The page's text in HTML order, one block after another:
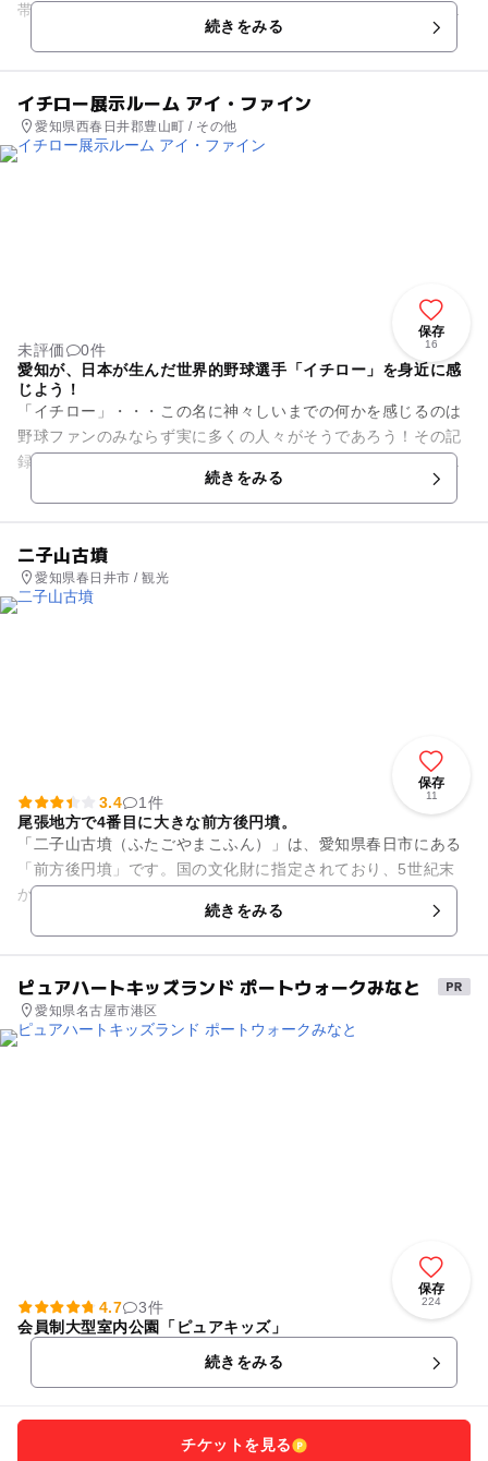
帯で園庭の開放などを行っており、予約にて利用することが出
来ます。開放日には足型アー...続きをみる
イチロー展示ルーム アイ・ファイン
愛知県西春日井郡豊山町 / その他
保存
16
未評価
0件
愛知が、日本が生んだ世界的野球選手「イチロー」を身近に感
じよう！
「イチロー」・・・この名に神々しいまでの何かを感じるのは
野球ファンのみならず実に多くの人々がそうであろう！その記
録たるや国内では７年連続首位打者、メジャーリーグでは首位
打者２回を含む１０年連続打...続きをみる
二子山古墳
愛知県春日井市 / 観光
保存
11
3.4
1件
尾張地方で4番目に大きな前方後円墳。
「二子山古墳（ふたごやまこふん）」は、愛知県春日市にある
「前方後円墳」です。国の文化財に指定されており、5世紀末
から6世紀初めに造られたと考えられています。全長は約95メ
ートル、前方部分の幅が6...続きをみる
ピュアハートキッズランド ポートウォークみなと
愛知県名古屋市港区
保存
224
4.7
3件
会員制大型室内公園「ピュアキッズ」
続きをみる
チケットを見る